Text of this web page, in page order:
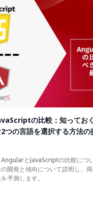
の比較：知ってお
つの言語を選択する方法の
とJavaScriptの比較につ
開発と傾向について説明し、
予測します。